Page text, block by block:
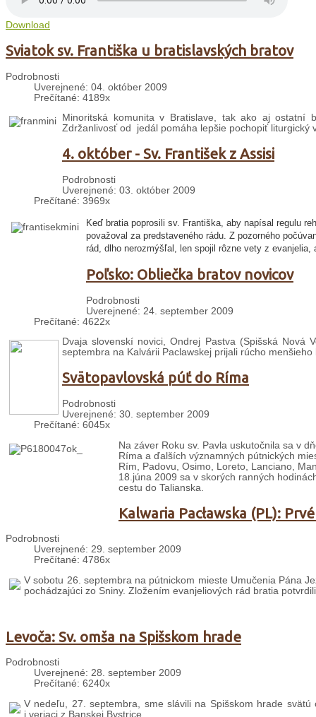
Download
Sviatok sv. Františka u bratislavských bratov
Podrobnosti
Uverejnené: 04. október 2009
Prečítané: 4189x
Minoritská komunita v Bratislave, tak ako aj ostatní
Zdržanlivosť od jedál pomáha lepšie pochopiť liturgický
4. október - Sv. František z Assisi
Podrobnosti
Uverejnené: 03. október 2009
Prečítané: 3969x
Keď bratia poprosili sv. Františka, aby napísal regulu
považoval za predstaveného rádu. Z pozorného
rád, dlho nerozmýšľal, len spojil rôzne vety z evanjelia,
Poľsko: Obliečka bratov novicov
Podrobnosti
Uverejnené: 24. september 2009
Prečítané: 4622x
Dvaja slovenskí novici, Ondrej Pastva (Spišská
septembra na Kalvárii Paclawskej prijali rúcho menšieho
Svätopavlovská púť do Ríma
Podrobnosti
Uverejnené: 30. september 2009
Prečítané: 6045x
Na záver Roku sv. Pavla uskutočnila sa v
Ríma a ďalších významných pútnických
Rím, Padovu, Osimo, Loreto, Lanciano,
18.júna 2009 sa v skorých ranných
cestu do Talianska.
Kalwaria Pacławska (PL):
Podrobnosti
Uverejnené: 29. september 2009
Prečítané: 4786x
V sobotu 26. septembra na pútnickom mieste Umučenia Pána
pochádzajúci zo Sniny. Zložením evanjeliových rád bratia
Levoča: Sv. omša na Spišskom hrade
Podrobnosti
Uverejnené: 28. september 2009
Prečítané: 6240x
V nedeľu, 27. septembra, sme slávili na Spišskom hrade
i veriaci z Banskej Bystrice.